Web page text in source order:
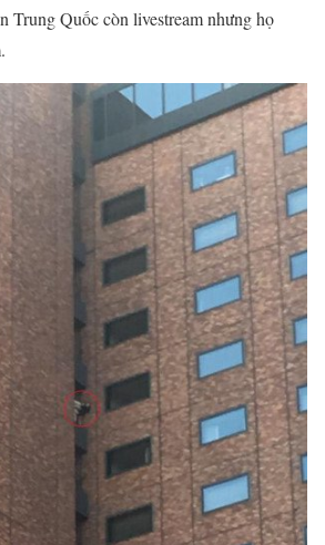
Trung Quốc còn livestream nhưng họ